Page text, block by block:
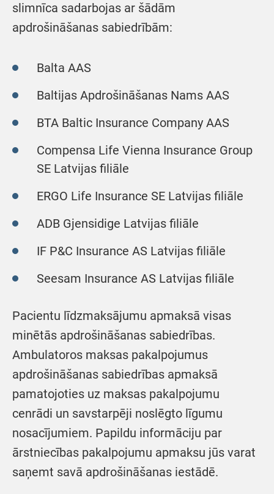
slimnīca sadarbojas ar šādām
apdrošināšanas sabiedrībām:
Balta AAS
Baltijas Apdrošināšanas Nams AAS
BTA Baltic Insurance Company AAS
Compensa Life Vienna Insurance Group
SE Latvijas filiāle
ERGO Life Insurance SE Latvijas filiāle
ADB Gjensidige Latvijas filiāle
IF P&C Insurance AS Latvijas filiāle
Seesam Insurance AS Latvijas filiāle
Pacientu līdzmaksājumu apmaksā visas
minētās apdrošināšanas sabiedrības.
Ambulatoros maksas pakalpojumus
apdrošināšanas sabiedrības apmaksā
pamatojoties uz maksas pakalpojumu
cenrādi un savstarpēji noslēgto līgumu
nosacījumiem. Papildu informāciju par
ārstniecības pakalpojumu apmaksu jūs varat
saņemt savā apdrošināšanas iestādē.